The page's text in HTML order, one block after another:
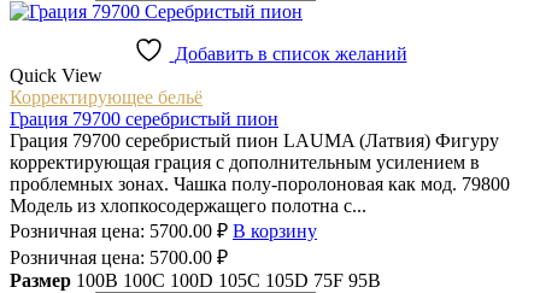
Добавить в список желаний
Quick View
Корректирующее бельё
Грация 79700 серебристый пион
Грация 79700 серебристый пион LAUMA (Латвия) Фигуру
корректирующая грация с дополнительным усилением в
проблемных зонах. Чашка полу-поролоновая как мод. 79800
Модель из хлопкосодержащего полотна с...
Розничная цена: 5700.00 ₽ В корзину
Розничная цена: 5700.00 ₽
Размер 100B 100C 100D 105C 105D 75F 95B